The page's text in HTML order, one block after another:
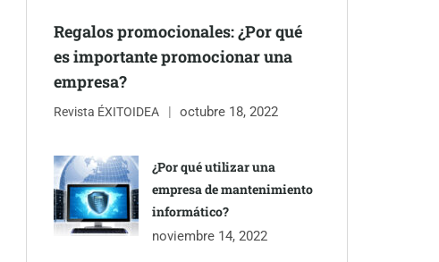
Regalos promocionales: ¿Por qué
es importante promocionar una
empresa?
Revista ÉXITOIDEA octubre 18, 2022
¿Por qué utilizar una
empresa de mantenimiento
informático?
noviembre 14, 2022